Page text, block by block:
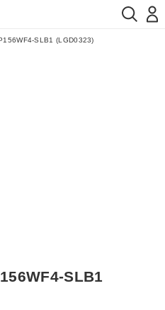
SLB1